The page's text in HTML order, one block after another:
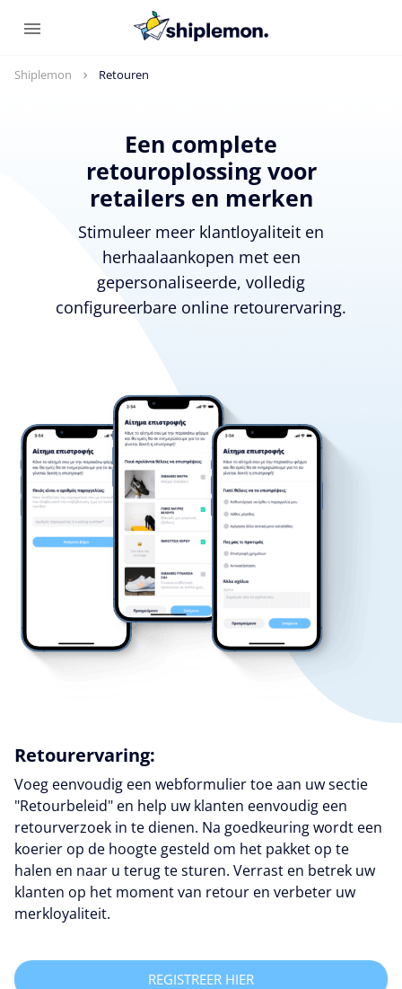
Shiplemon Retouren
Een complete
retouroplossing voor
retailers en merken
Stimuleer meer klantloyaliteit en
herhaalaankopen met een
gepersonaliseerde, volledig
configureerbare online retourervaring.
Retourervaring:
Voeg eenvoudig een webformulier toe aan uw sectie
"Retourbeleid" en help uw klanten eenvoudig een
retourverzoek in te dienen. Na goedkeuring wordt een
koerier op de hoogte gesteld om het pakket op te
halen en naar u terug te sturen. Verrast en betrek uw
klanten op het moment van retour en verbeter uw
merkloyaliteit.
REGISTREER HIER